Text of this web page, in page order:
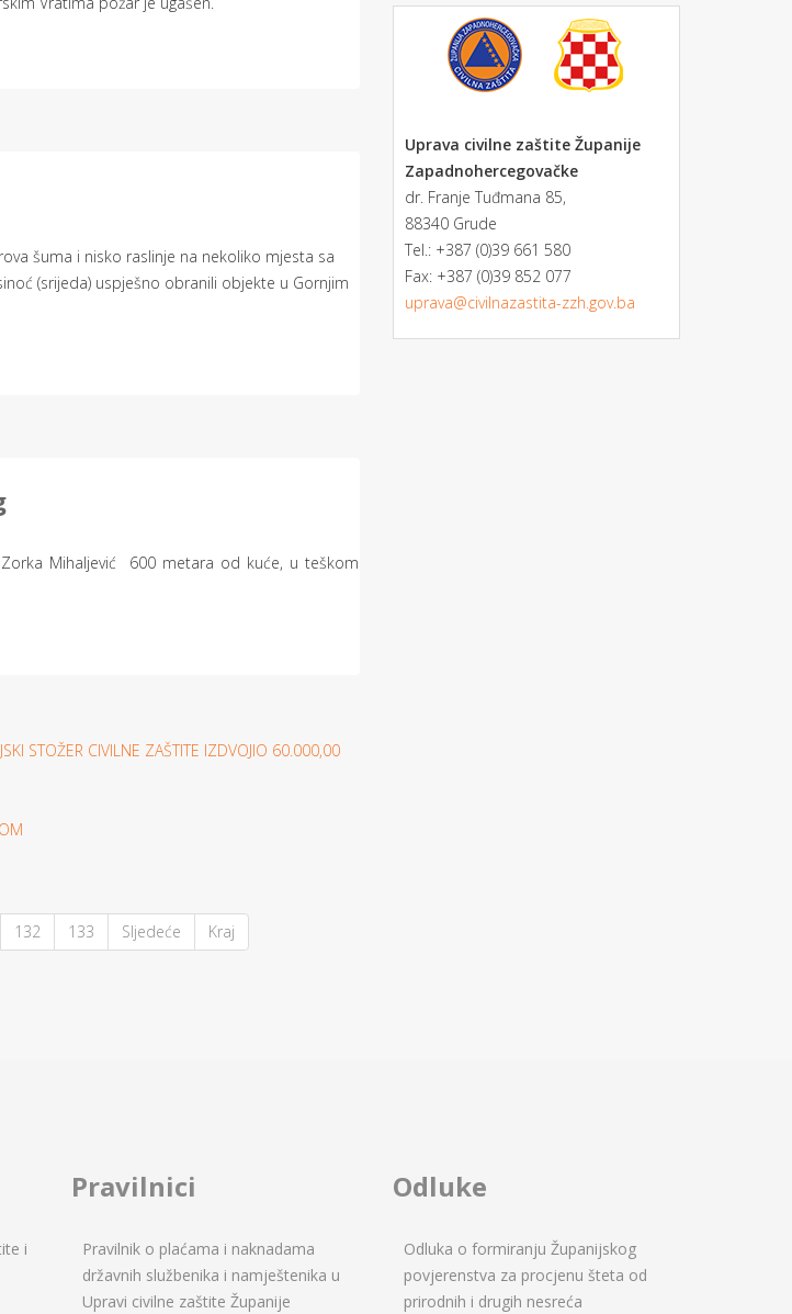
šuma i nisko raslinje na nekoliko mjesta sa
(srijeda) uspješno obranili objekte u Gornjim
Mihaljević 600 metara od kuće, u teškom
STOŽER CIVILNE ZAŠTITE IZDVOJIO 60.000,00
132 133 Sljedeće Kraj
Uprava civilne zaštite Županije
Zapadnohercegovačke
dr. Franje Tuđmana 85,
88340 Grude
Tel.: +387 (0)39 661 580
Fax: +387 (0)39 852 077
uprava@civilnazastita-zzh.gov.ba
i
Pravilnici
Pravilnik o plaćama i naknadama
državnih službenika i namještenika u
Upravi civilne zaštite Županije
Odluke
Odluka o formiranju Županijskog
povjerenstva za procjenu šteta od
prirodnih i drugih nesreća